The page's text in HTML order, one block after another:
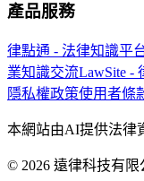
產品服務
律點通 - 法律知識平
業知識交流LawSite -
隱私權政策使用者條
本網站由AI提供法律
© 2026 遠律科技有限